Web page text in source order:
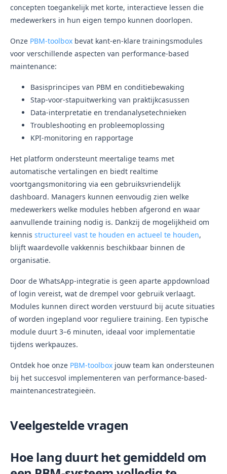
concepten toegankelijk met korte, interactieve lessen die
medewerkers in hun eigen tempo kunnen doorlopen.
Onze PBM-toolbox bevat kant-en-klare trainingsmodules
voor verschillende aspecten van performance-based
maintenance:
Basisprincipes van PBM en conditiebewaking
Stap-voor-stapuitwerking van praktijkcasussen
Data-interpretatie en trendanalysetechnieken
Troubleshooting en probleemoplossing
KPI-monitoring en rapportage
Het platform ondersteunt meertalige teams met
automatische vertalingen en biedt realtime
voortgangsmonitoring via een gebruiksvriendelijk
dashboard. Managers kunnen eenvoudig zien welke
medewerkers welke modules hebben afgerond en waar
aanvullende training nodig is. Dankzij de mogelijkheid om
kennis structureel vast te houden en actueel te houden,
blijft waardevolle vakkennis beschikbaar binnen de
organisatie.
Door de WhatsApp-integratie is geen aparte appdownload
of login vereist, wat de drempel voor gebruik verlaagt.
Modules kunnen direct worden verstuurd bij acute situaties
of worden ingepland voor reguliere training. Een typische
module duurt 3–6 minuten, ideaal voor implementatie
tijdens werkpauzes.
Ontdek hoe onze PBM-toolbox jouw team kan ondersteunen
bij het succesvol implementeren van performance-based-
maintenance­strategieën.
Veelgestelde vragen
Hoe lang duurt het gemiddeld om